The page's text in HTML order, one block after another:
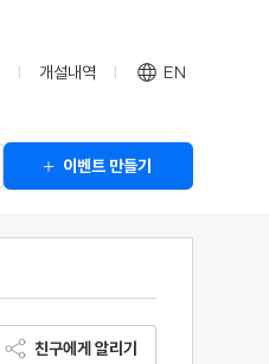
개설내역 EN
이벤트 만들기
친구에게 알리기